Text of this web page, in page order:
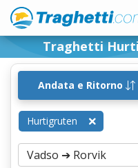
Traghetti
Andata e Ritorno
Hurtigruten